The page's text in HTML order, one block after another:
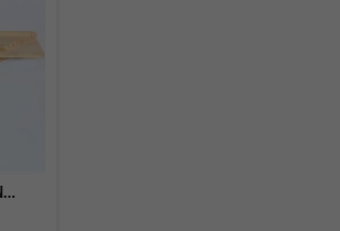
CHÂSSIS BOIS POUR TOILE STANDARD SUR MESURE